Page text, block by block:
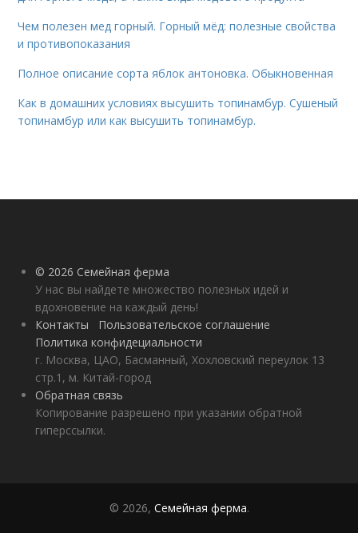
Чем полезен мед горный. Горный мёд: полезные свойства
и противопоказания
Полное описание сорта яблок антоновка. Обыкновенная
Как в домашних условиях высушить топинамбур. Сушеный
топинамбур или как высушить топинамбур.
© 2026 Семейная ферма
У нас вы найдете множество полезных идей и
вдохновение на каждый день!
Контакты
Пользовательское соглашение
Политика конфидециальности
г. Москва, ЦАО, Басманный, Хохловский переулок 13
стр.1, м. Китай-город
Обратная связь
Копирование разрешено при указании обратной
гиперссылки.
© 2026, Семейная ферма.